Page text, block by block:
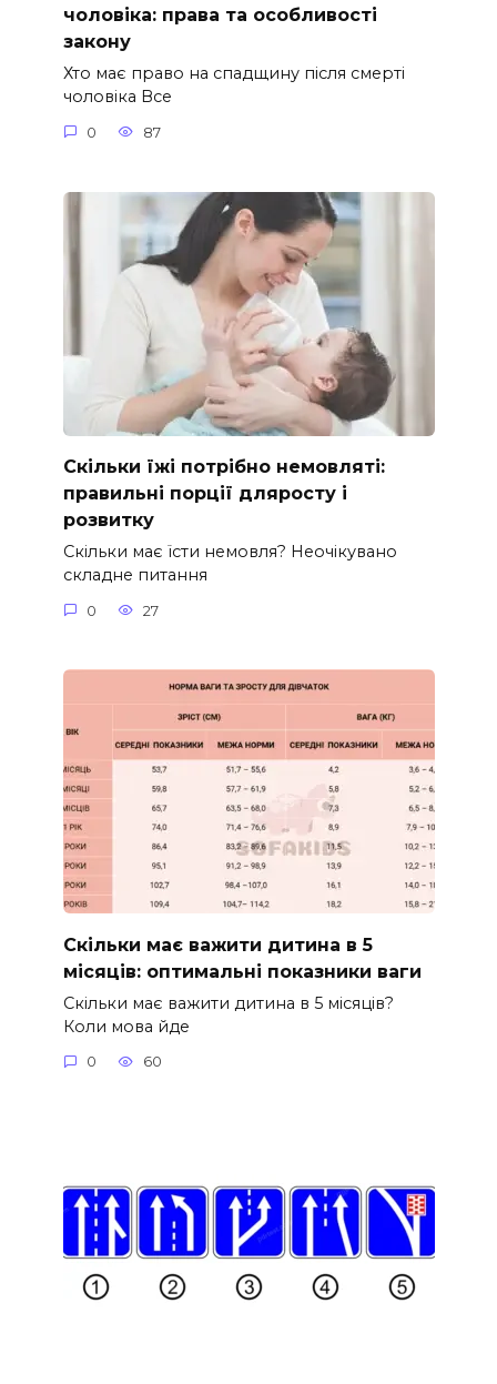
чоловіка: права та особливості
закону
Хто має право на спадщину після смерті
чоловіка Все
0 87
Скільки їжі потрібно немовляті:
правильні порції дляросту і
розвитку
Скільки має їсти немовля? Неочікувано
складне питання
0 27
Скільки має важити дитина в 5
місяців: оптимальні показники ваги
Скільки має важити дитина в 5 місяців?
Коли мова йде
0 60